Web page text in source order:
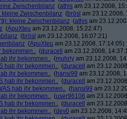
Zwischenbilanz (athis am 23.12.2008,
kleine Zwischenbilanz (brösl am 23.12.2008,
kleine Zwischenbilanz (athis am
(ApuXteu am 23.12.2008, 15:22:47)
(brösl am 23.12.2008, 16:07:21)
(ApuXteu am 23.12.2008, 17:14:05)
bekommen.. (duracell
am 23.12.2008,
ihr bekommen.. (muhrly am 23.12.2008,
hab ihr bekommen.. (duracell
am
ihr bekommen.. (hansi99 am 23.12.2008,
hab ihr bekommen.. (duracell
am
hab ihr bekommen.. (hansi99 am
ihr bekommen.. (user96106 am
hab ihr bekommen.. (duracell
am
ihr bekommen.. (dev0 am 23.12.2008,